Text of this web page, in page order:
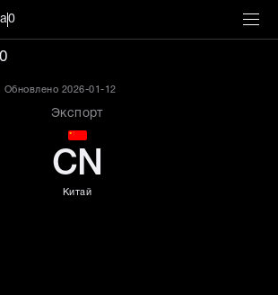
0
XF-50 для
Обновлено 2026-01-12
Экспорт
CN
Китай